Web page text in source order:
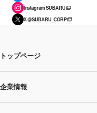
Instagram SUBARU
X @SUBARU_CORP
トップページ
企業情報